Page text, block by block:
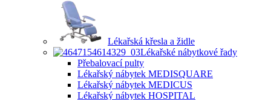
Lékařská křesla a židle
Lékařské nábytkové řady
Přebalovací pulty
Lékařský nábytek MEDISQUARE
Lékařský nábytek MEDICUS
Lékařský nábytek HOSPITAL